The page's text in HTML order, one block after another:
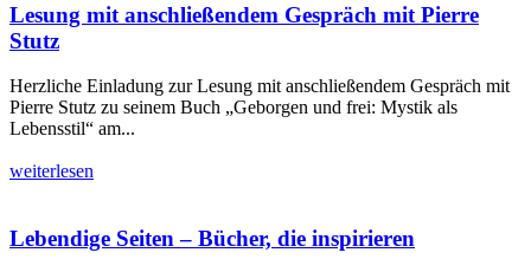
Lesung mit anschließendem Gespräch mit Pierre
Stutz
Herzliche Einladung zur Lesung mit anschließendem Gespräch mit
Pierre Stutz zu seinem Buch „Geborgen und frei: Mystik als
Lebensstil“ am...
weiterlesen
Lebendige Seiten – Bücher, die inspirieren